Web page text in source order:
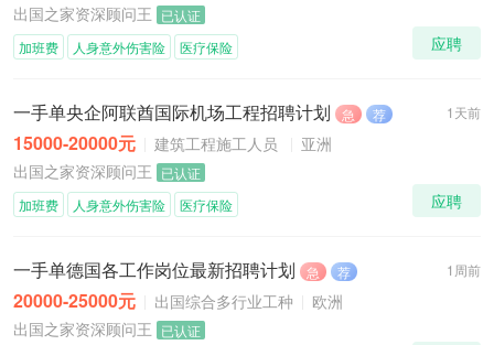
出国之家资深顾问王 已认证
应聘
加班费 人身意外伤害险 医疗保险
1天前
一手单央企阿联酋国际机场工程招聘计划 急 荐
15000-20000元 建筑工程施工人员
亚洲
出国之家资深顾问王 已认证
应聘
加班费 人身意外伤害险 医疗保险
1周前
一手单德国各工作岗位最新招聘计划 急 荐
20000-25000元 出国综合多行业工种
欧洲
出国之家资深顾问王 已认证